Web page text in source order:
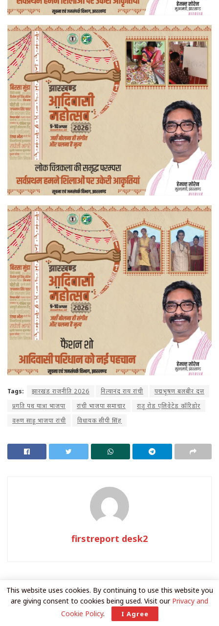
Tags: झारखंड राजनीति 2026 नित्यानंद राय रांची
पद्मभूषण बलबीर दत्त
प्रगति पथ यात्रा भाजपा
रांची भाजपा समाचार
रातू रोड एलिवेटेड कॉरिडोर
वरुण साहू भाजपा रांची
विधायक सीपी सिंह
firstreport desk2
You May Like
दिशोम गुरु शिबू सोरेन की प्रथम पुण्यतिथि: सीएम हेमंत सोरेन
ने मोरहाबादी में दी भावभीनी श्रद्धांजलि, कहा- ‘बाबा के
This website uses cookies. By continuing to use this website you
are giving consent to cookies being used. Visit our Privacy and
Cookie Policy. I Agree